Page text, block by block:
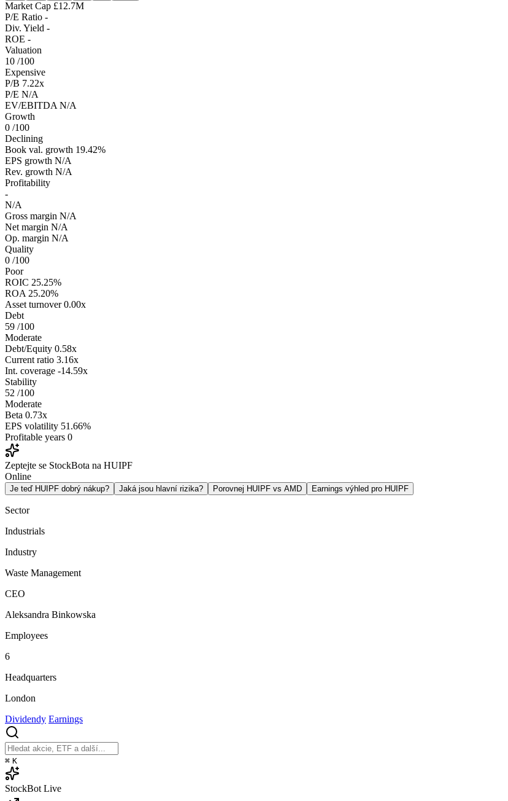
Market Cap £12.7M
P/E Ratio -
Div. Yield -
ROE -
Valuation
10 /100
Expensive
P/B 7.22x
P/E N/A
EV/EBITDA N/A
Growth
0 /100
Declining
Book val. growth 19.42%
EPS growth N/A
Rev. growth N/A
Profitability
-
N/A
Gross margin N/A
Net margin N/A
Op. margin N/A
Quality
0 /100
Poor
ROIC 25.25%
ROA 25.20%
Asset turnover 0.00x
Debt
59 /100
Moderate
Debt/Equity 0.58x
Current ratio 3.16x
Int. coverage -14.59x
Stability
52 /100
Moderate
Beta 0.73x
EPS volatility 51.66%
Profitable years 0
Zeptejte se StockBota na HUIPF
Online
Je teď HUIPF dobrý nákup? Jaká jsou hlavní rizika? Porovnej HUIPF vs AMD Earnings výhled pro HUIPF
Sector
Industrials
Industry
Waste Management
CEO
Aleksandra Binkowska
Employees
6
Headquarters
London
Dividendy Earnings
⌘ K
StockBot Live